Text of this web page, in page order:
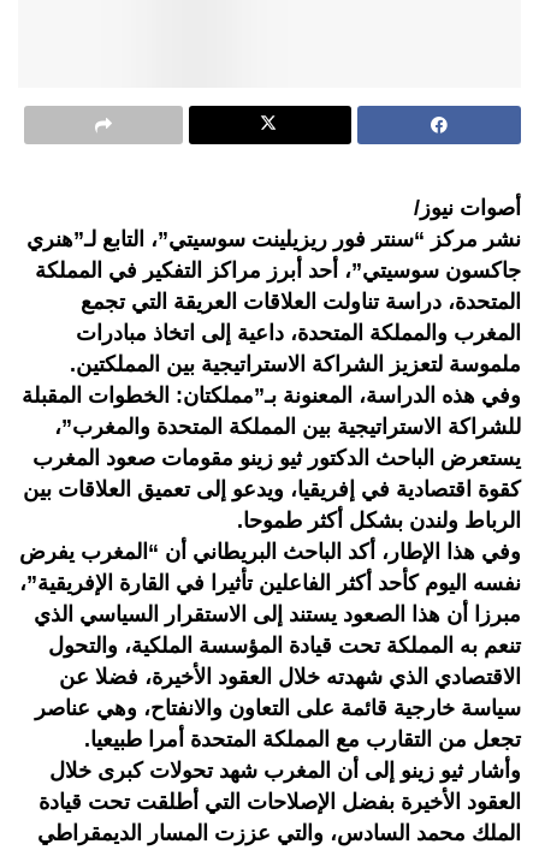
أصوات نيوز/
نشر مركز “سنتر فور ريزيلينت سوسيتي”، التابع لـ”هنري
جاكسون سوسيتي”، أحد أبرز مراكز التفكير في المملكة
المتحدة، دراسة تناولت العلاقات العريقة التي تجمع
المغرب والمملكة المتحدة، داعية إلى اتخاذ مبادرات
ملموسة لتعزيز الشراكة الاستراتيجية بين المملكتين.
وفي هذه الدراسة، المعنونة بـ”مملكتان: الخطوات المقبلة
للشراكة الاستراتيجية بين المملكة المتحدة والمغرب”،
يستعرض الباحث الدكتور ثيو زينو مقومات صعود المغرب
كقوة اقتصادية في إفريقيا، ويدعو إلى تعميق العلاقات بين
الرباط ولندن بشكل أكثر طموحا.
وفي هذا الإطار، أكد الباحث البريطاني أن “المغرب يفرض
نفسه اليوم كأحد أكثر الفاعلين تأثيرا في القارة الإفريقية”،
مبرزا أن هذا الصعود يستند إلى الاستقرار السياسي الذي
تنعم به المملكة تحت قيادة المؤسسة الملكية، والتحول
الاقتصادي الذي شهدته خلال العقود الأخيرة، فضلا عن
سياسة خارجية قائمة على التعاون والانفتاح، وهي عناصر
تجعل من التقارب مع المملكة المتحدة أمرا طبيعيا.
وأشار ثيو زينو إلى أن المغرب شهد تحولات كبرى خلال
العقود الأخيرة بفضل الإصلاحات التي أطلقت تحت قيادة
الملك محمد السادس، والتي عززت المسار الديمقراطي